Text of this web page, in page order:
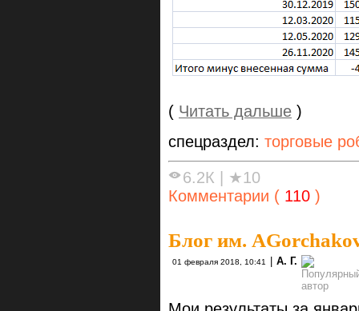
( Читать дальше )
спецраздел: торговые
6.2К
★10
Комментарии ( 110 )
Блог им.
01 февраля 2018, 10:41 А. Г.